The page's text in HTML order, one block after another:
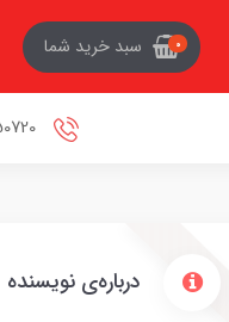
0 سبد خرید شما
درباره‌ی نویسنده